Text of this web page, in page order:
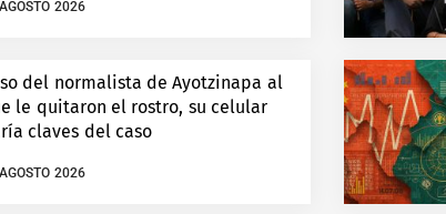
2026
del normalista de Ayotzinapa al
le quitaron el rostro, su celular
claves del caso
2026